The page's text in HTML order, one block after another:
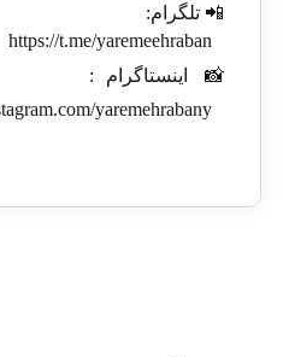
📲 تلگرام:
https://t.me/yaremeehraban
📸
اینستاگرام
:
yaremehrabany